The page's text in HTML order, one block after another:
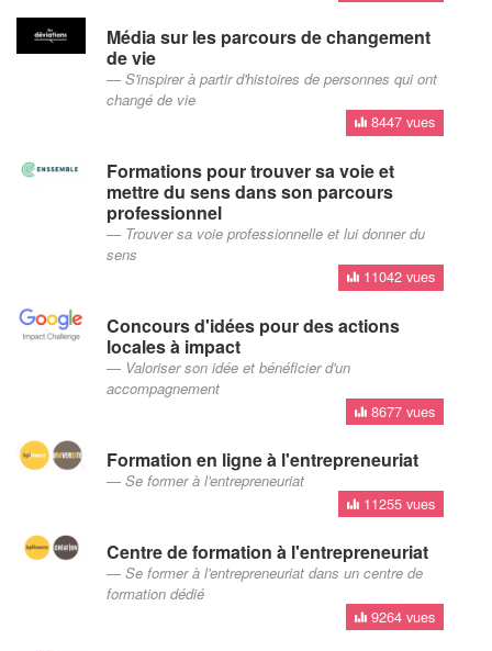
Média sur les parcours de changement
de vie
S'inspirer à partir d'histoires de personnes qui ont
changé de vie
8447 vues
Formations pour trouver sa voie et
mettre du sens dans son parcours
professionnel
Trouver sa voie professionnelle et lui donner du
sens
11042 vues
Concours d'idées pour des actions
locales à impact
Valoriser son idée et bénéficier d'un
accompagnement
8677 vues
Formation en ligne à l'entrepreneuriat
Se former à l'entrepreneuriat
11255 vues
Centre de formation à l'entrepreneuriat
Se former à l'entrepreneuriat dans un centre de
formation dédié
9264 vues